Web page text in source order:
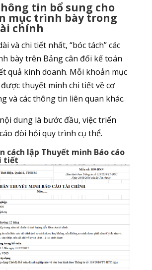
tin bổ sung cho
mục trình bày trong
chính
và chi tiết nhất, “bóc tách” các
bày trên Bảng cân đối kế toán
quả kinh doanh. Mỗi khoản mục
thuyết minh chi tiết về cơ
và các thông tin liên quan khác.
dung là bước đầu, việc triển
đòi hỏi quy trình cụ thể.
cách lập Thuyết minh Báo cáo
tiết